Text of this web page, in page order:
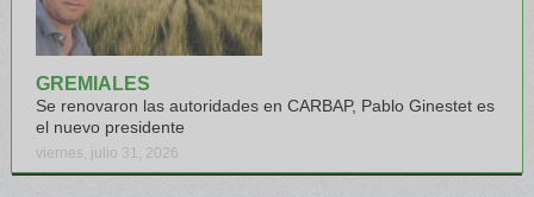
GREMIALES
Se renovaron las autoridades en CARBAP, Pablo Ginestet es
el nuevo presidente
viernes, julio 31, 2026